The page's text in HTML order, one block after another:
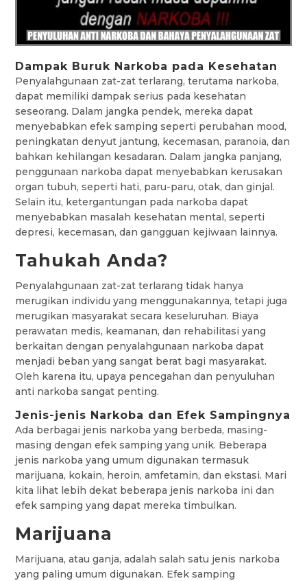
Dampak Buruk Narkoba pada Kesehatan
Penyalahgunaan zat-zat terlarang, terutama narkoba,
dapat memiliki dampak serius pada kesehatan
seseorang. Dalam jangka pendek, mereka dapat
menyebabkan efek samping seperti perubahan mood,
peningkatan denyut jantung, kecemasan, paranoia, dan
bahkan kehilangan kesadaran. Dalam jangka panjang,
penggunaan narkoba dapat menyebabkan kerusakan
organ tubuh, seperti hati, paru-paru, otak, dan ginjal.
Selain itu, ketergantungan pada narkoba dapat
menyebabkan masalah kesehatan mental, seperti
depresi, kecemasan, dan gangguan kejiwaan lainnya.
Tahukah Anda?
Penyalahgunaan zat-zat terlarang tidak hanya
merugikan individu yang menggunakannya, tetapi juga
merugikan masyarakat secara keseluruhan. Biaya
perawatan medis, keamanan, dan rehabilitasi yang
berkaitan dengan penyalahgunaan narkoba dapat
menjadi beban yang sangat berat bagi masyarakat.
Oleh karena itu, upaya pencegahan dan penyuluhan
anti narkoba sangat penting.
Jenis-jenis Narkoba dan Efek Sampingnya
Ada berbagai jenis narkoba yang berbeda, masing-
masing dengan efek samping yang unik. Beberapa
jenis narkoba yang umum digunakan termasuk
marijuana, kokain, heroin, amfetamin, dan ekstasi. Mari
kita lihat lebih dekat beberapa jenis narkoba ini dan
efek samping yang dapat mereka timbulkan.
Marijuana
Marijuana, atau ganja, adalah salah satu jenis narkoba
yang paling umum digunakan. Efek samping